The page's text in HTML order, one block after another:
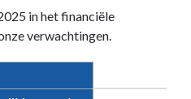
in het financiële
verwachtingen.